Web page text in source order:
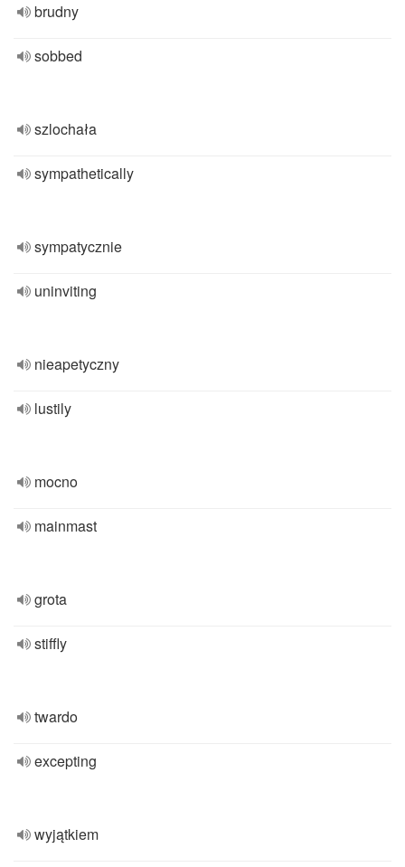
brudny
sobbed
szlochała
sympathetically
sympatycznie
uninviting
nieapetyczny
lustily
mocno
mainmast
grota
stiffly
twardo
excepting
wyjątkiem